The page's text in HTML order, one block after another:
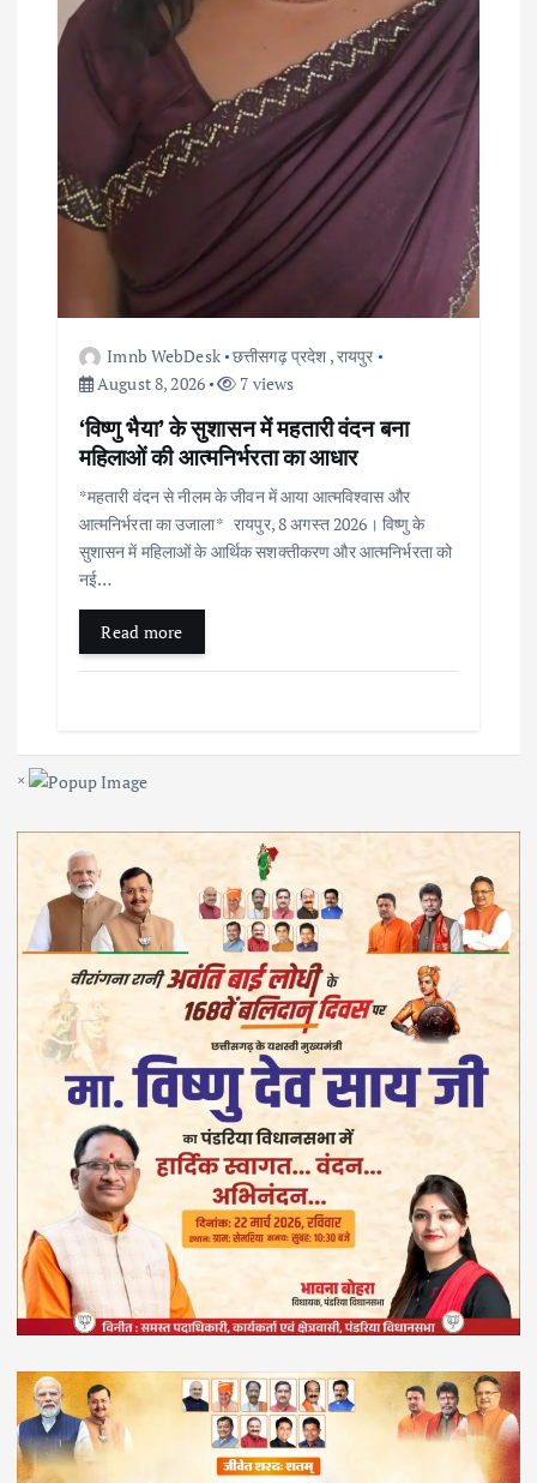
Imnb WebDesk छत्तीसगढ़ प्रदेश ,रायपुर
August 8, 2026
7 views
‘विष्णु भैया’ के सुशासन में महतारी वंदन बना
महिलाओं की आत्मनिर्भरता का आधार
*महतारी वंदन से नीलम के जीवन में आया आत्मविश्वास और
आत्मनिर्भरता का उजाला* रायपुर, 8 अगस्त 2026। विष्णु के
सुशासन में महिलाओं के आर्थिक सशक्तीकरण और आत्मनिर्भरता को
नई…
Read more
×